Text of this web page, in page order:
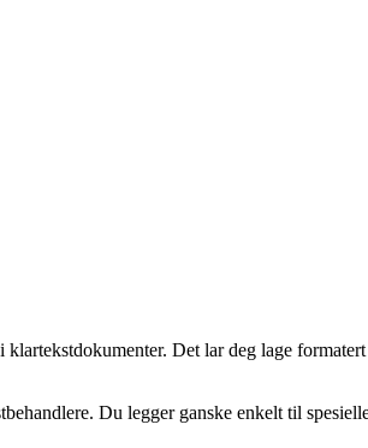
Det lar deg lage
Du legger ganske enkelt til